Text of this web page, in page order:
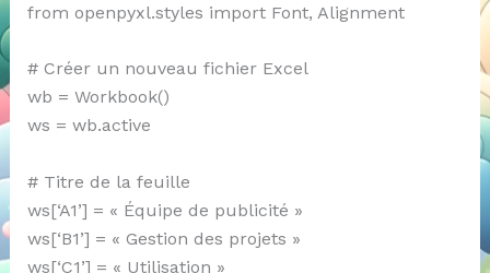
from openpyxl.styles import Font, Alignment
# Créer un nouveau fichier Excel
wb = Workbook()
ws = wb.active
# Titre de la feuille
ws[‘A1’] = « Équipe de publicité »
ws[‘B1’] = « Gestion des projets »
ws[‘C1’] = « Utilisation »